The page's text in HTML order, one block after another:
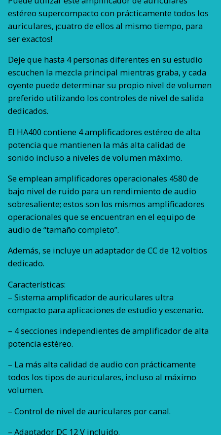
estéreo supercompacto con prácticamente todos los
auriculares, ¡cuatro de ellos al mismo tiempo, para
ser exactos!
Deje que hasta 4 personas diferentes en su estudio
escuchen la mezcla principal mientras graba, y cada
oyente puede determinar su propio nivel de volumen
preferido utilizando los controles de nivel de salida
dedicados.
El HA400 contiene 4 amplificadores estéreo de alta
potencia que mantienen la más alta calidad de
sonido incluso a niveles de volumen máximo.
Se emplean amplificadores operacionales 4580 de
bajo nivel de ruido para un rendimiento de audio
sobresaliente; estos son los mismos amplificadores
operacionales que se encuentran en el equipo de
audio de “tamaño completo”.
Además, se incluye un adaptador de CC de 12 voltios
dedicado.
Características:
– Sistema amplificador de auriculares ultra
compacto para aplicaciones de estudio y escenario.
– 4 secciones independientes de amplificador de alta
potencia estéreo.
– La más alta calidad de audio con prácticamente
todos los tipos de auriculares, incluso al máximo
volumen.
– Control de nivel de auriculares por canal.
– Adaptador DC 12 V incluido.